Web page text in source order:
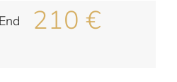
210 €